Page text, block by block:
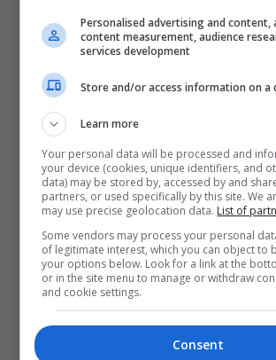
Personalised advertising and content,
content measurement, audience
services development
Store and/or access information on a
Learn more
Your personal data will be processed and
your device (cookies, unique identifiers, and
data) may be stored by, accessed by and
partners, or used specifically by this site. We
may use precise geolocation data. List of
Some vendors may process your personal
of legitimate interest, which you can object to
your options below. Look for a link at the
or in the site menu to manage or withdraw
and cookie settings.
Consent